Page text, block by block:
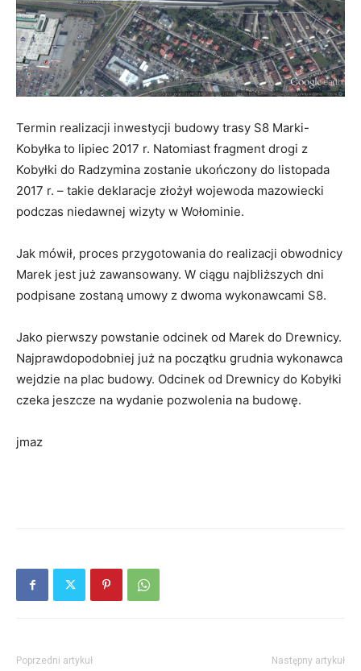
Termin realizacji inwestycji budowy trasy S8 Marki-
Kobyłka to lipiec 2017 r. Natomiast fragment drogi z
Kobyłki do Radzymina zostanie ukończony do listopada
2017 r. – takie deklaracje złożył wojewoda mazowiecki
podczas niedawnej wizyty w Wołominie.
Jak mówił, proces przygotowania do realizacji obwodnicy
Marek jest już zawansowany. W ciągu najbliższych dni
podpisane zostaną umowy z dwoma wykonawcami S8.
Jako pierwszy powstanie odcinek od Marek do Drewnicy.
Najprawdopodobniej już na początku grudnia wykonawca
wejdzie na plac budowy. Odcinek od Drewnicy do Kobyłki
czeka jeszcze na wydanie pozwolenia na budowę.
jmaz
Poprzedni artykuł Następny artykuł